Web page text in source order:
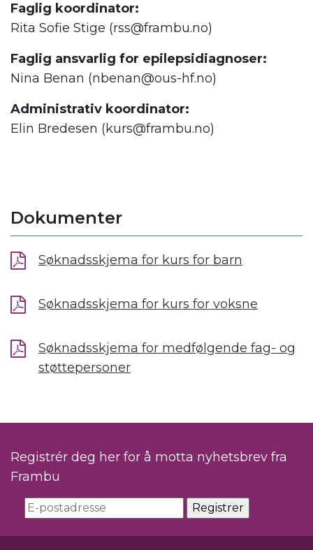
Faglig koordinator:
Rita Sofie Stige (rss@frambu.no)
Faglig ansvarlig for epilepsidiagnoser:
Nina Benan (nbenan@ous-hf.no)
Administrativ koordinator:
Elin Bredesen (kurs@frambu.no)
Dokumenter
Søknadsskjema for kurs for barn
Søknadsskjema for kurs for voksne
Søknadsskjema for medfølgende fag- og
støttepersoner
Registrér deg her for å motta nyhetsbrev fra
Frambu